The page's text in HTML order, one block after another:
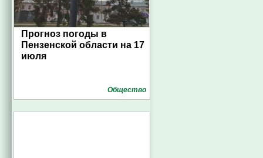
Прогноз погоды в
Пензенской области на 17
июля
Общество